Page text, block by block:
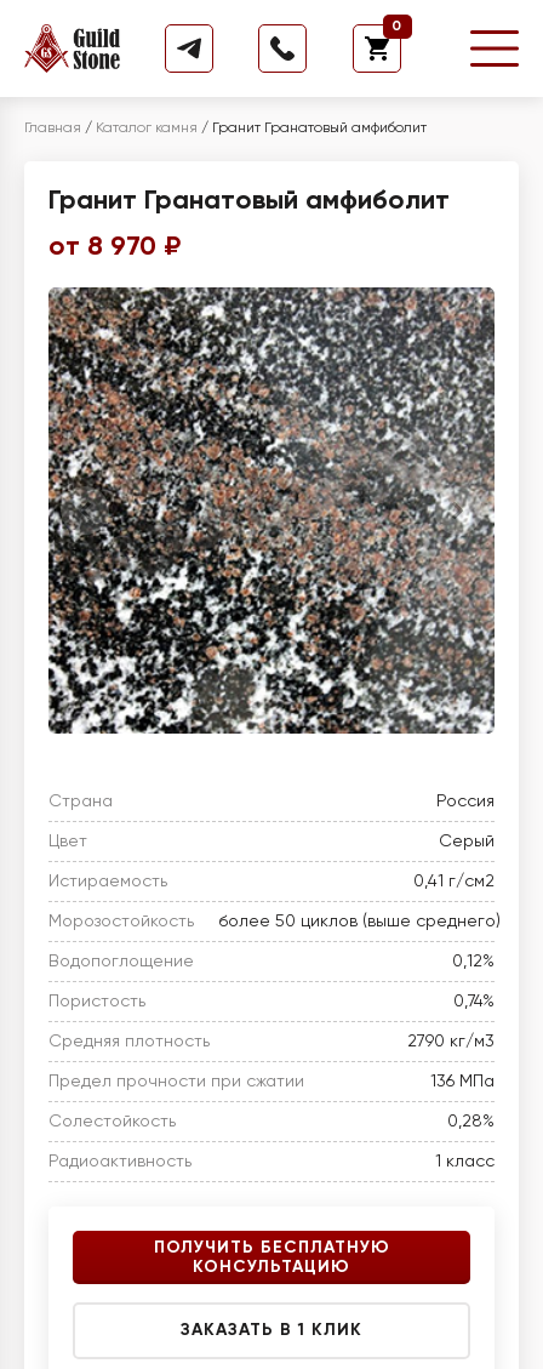
0
Главная / Каталог камня / Гранит Гранатовый амфиболит
Гранит Гранатовый амфиболит
от 8 970 ₽
Страна Россия
Цвет Серый
Истираемость 0,41 г/см2
Морозостойкость более 50 циклов (выше среднего)
Водопоглощение 0,12%
Пористость 0,74%
Средняя плотность 2790 кг/м3
Предел прочности при сжатии 136 МПа
Солестойкость 0,28%
Радиоактивность 1 класс
ПОЛУЧИТЬ БЕСПЛАТНУЮ
КОНСУЛЬТАЦИЮ
ЗАКАЗАТЬ В 1 КЛИК